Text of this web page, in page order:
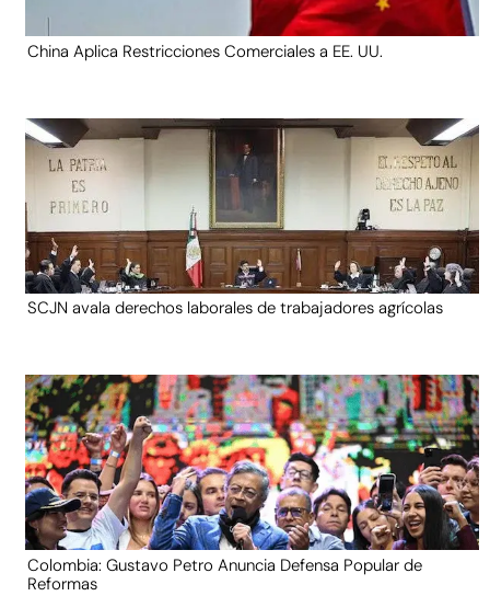
China Aplica Restricciones Comerciales a EE. UU.
SCJN avala derechos laborales de trabajadores agrícolas
Colombia: Gustavo Petro Anuncia Defensa Popular de
Reformas